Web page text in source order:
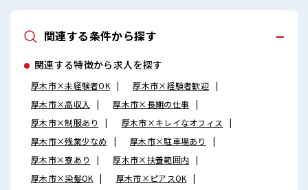
関連する条件から探す
関連する特徴から求人を探す
厚木市×未経験者OK
厚木市×経験者歓迎
厚木市×高収入
厚木市×長期の仕事
厚木市×制服あり
厚木市×キレイなオフィス
厚木市×残業少なめ
厚木市×駐車場あり
厚木市×寮あり
厚木市×扶養範囲内
厚木市×染髪OK
厚木市×ピアスOK